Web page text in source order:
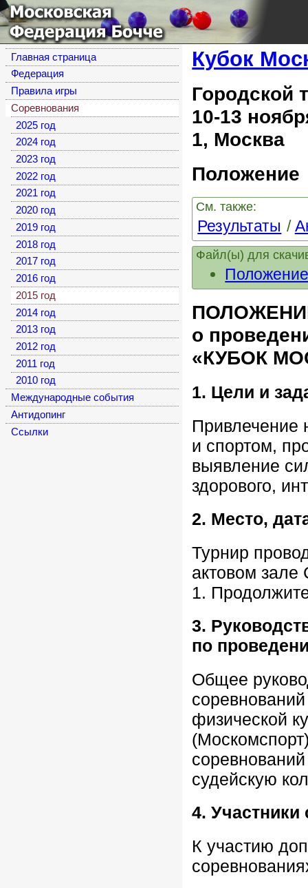
Московская
Федерация Бочче
Кубок
Городской
10-13
1, Москва
Положение
См. также:
Результаты
Файл(ы) для
о
«КУБОК
1. Цели и
Привлечение
и спортом,
выявление
здорового,
2. Место,
Турнир
актовом зале
1.
3.
по
Общее
физической
судейскую
4. Участники
К участию
Главная страница
Федерация
Правила игры
Соревнования
2025 год
2024 год
2023 год
2022 год
2021 год
2020 год
2019 год
2018 год
2017 год
2016 год
2015 год
2014 год
2013 год
2012 год
2011 год
2010 год
Международные события
Антидопинг
Cсылки